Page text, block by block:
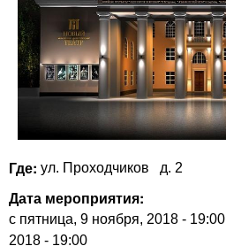
Где: ул. Проходчиков д. 2
Дата мероприятия:
с пятница, 9 ноября, 2018 - 19:00
2018 - 19:00